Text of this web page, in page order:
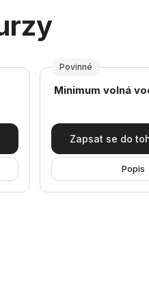
Povinné
Název kurzu
Minimum volná
Zapsat se do
Popis